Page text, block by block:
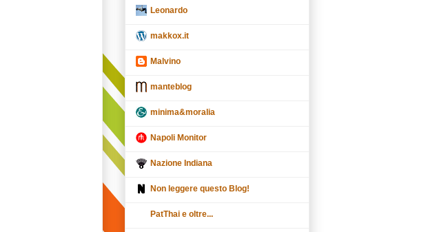
Leonardo
makkox.it
Malvino
manteblog
minima&moralia
Napoli Monitor
Nazione Indiana
Non leggere questo Blog!
PatThai e oltre...